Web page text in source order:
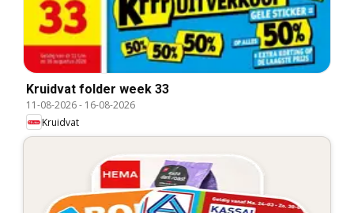
Kruidvat folder week 33
11-08-2026- 16-08-2026
Kruidvat